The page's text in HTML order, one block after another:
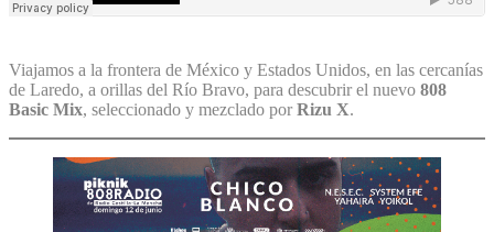
Viajamos a la frontera de México y Estados Unidos, en las cercanías
de Laredo, a orillas del Río Bravo, para descubrir el nuevo 808
Basic Mix, seleccionado y mezclado por Rizu X.